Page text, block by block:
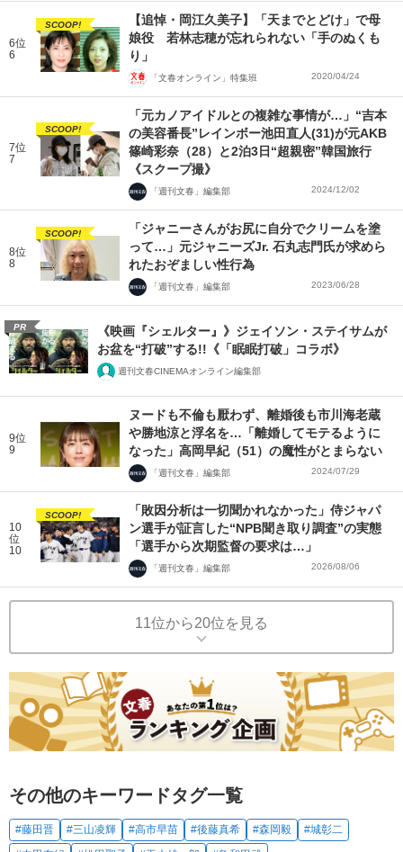
6位
6
SCOOP!
【追悼・岡江久美子】「天までとどけ」で母
娘役 若林志穂が忘れられない「手のぬくも
り」
「文春オンライン」特集班 2020/04/24
7位
7
SCOOP!
「元カノアイドルとの複雑な事情が…」“吉本
の美容番長”レインボー池田直人(31)が元AKB
篠崎彩奈（28）と2泊3日“超親密”韓国旅行
《スクープ撮》
「週刊文春」編集部 2024/12/02
8位
8
SCOOP!
「ジャニーさんがお尻に自分でクリームを塗
って…」元ジャニーズJr. 石丸志門氏が求めら
れたおぞましい性行為
「週刊文春」編集部 2023/06/28
PR
《映画『シェルター』》ジェイソン・ステイサムが
お盆を“打破”する!!《「眠眠打破」コラボ》
週刊文春CINEMAオンライン編集部
9位
9
ヌードも不倫も厭わず、離婚後も市川海老蔵
や勝地涼と浮名を…「離婚してモテるように
なった」高岡早紀（51）の魔性がとまらない
「週刊文春」編集部 2024/07/29
10
位
10
SCOOP!
「敗因分析は一切聞かれなかった」侍ジャパ
ン選手が証言した“NPB聞き取り調査”の実態
「選手から次期監督の要求は…」
「週刊文春」編集部 2026/08/06
11位から20位を見る
その他のキーワードタグ一覧
#藤田晋 #三山凌輝 #高市早苗 #後藤真希 #森岡毅
#城彰二